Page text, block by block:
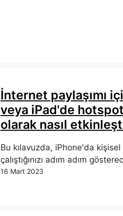
İnternet paylaşımı
veya iPad'de
olarak nasıl
Bu kılavuzda, iPhone'da kişisel
çalıştığınızı adım adım
16 Mart 2023